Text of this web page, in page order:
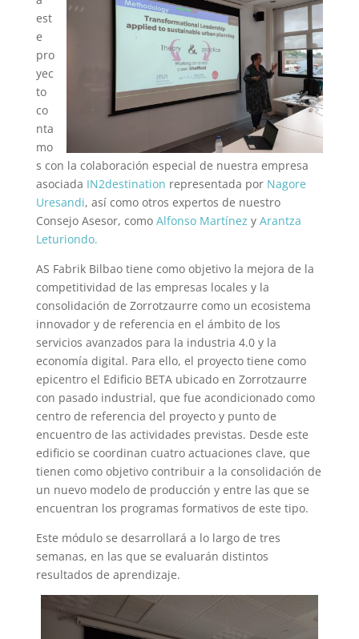
est
e
pro
yec
to
co
nta
mo
s con la colaboración especial de nuestra empresa
asociada IN2destination representada por Nagore
Uresandi, así como otros expertos de nuestro
Consejo Asesor, como Alfonso Martínez y Arantza
Leturiondo.
AS Fabrik Bilbao tiene como objetivo la mejora de la
competitividad de las empresas locales y la
consolidación de Zorrotzaurre como un ecosistema
innovador y de referencia en el ámbito de los
servicios avanzados para la industria 4.0 y la
economía digital. Para ello, el proyecto tiene como
epicentro el Edificio BETA ubicado en Zorrotzaurre
con pasado industrial, que fue acondicionado como
centro de referencia del proyecto y punto de
encuentro de las actividades previstas. Desde este
edificio se coordinan cuatro actuaciones clave, que
tienen como objetivo contribuir a la consolidación de
un nuevo modelo de producción y entre las que se
encuentran los programas formativos de este tipo.
Este módulo se desarrollará a lo largo de tres
semanas, en las que se evaluarán distintos
resultados de aprendizaje.